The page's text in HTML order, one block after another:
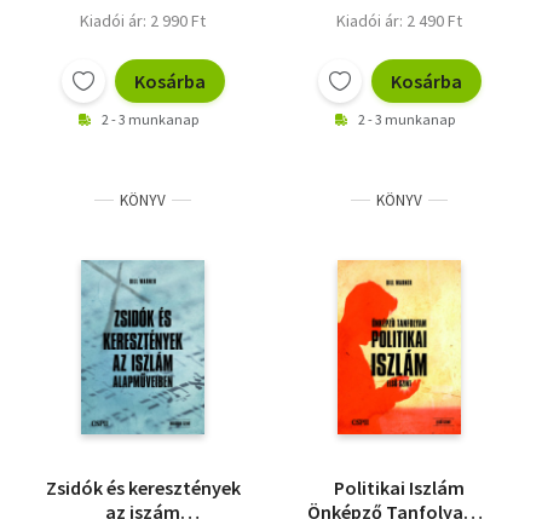
Kiadói ár: 2 990 Ft
Kosárba
2 - 3 munkanap
Kiadói ár: 2 490 Ft
Kosárba
2 - 3 munkanap
KÖNYV
Zsidók és keresztények
az iszám
KÖNYV
Politikai Iszlám
Önképző Tanfolyam -